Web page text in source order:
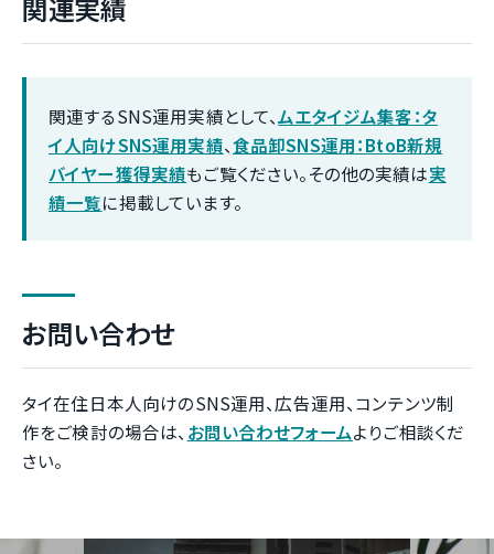
関連実績
関連するSNS運用実績として、ムエタイジム集客：タ
イ人向けSNS運用実績、食品卸SNS運用：BtoB新規
バイヤー獲得実績もご覧ください。その他の実績は実
績一覧に掲載しています。
お問い合わせ
タイ在住日本人向けのSNS運用、広告運用、コンテンツ制
作をご検討の場合は、 お問い合わせフォームよりご相談くだ
さい。